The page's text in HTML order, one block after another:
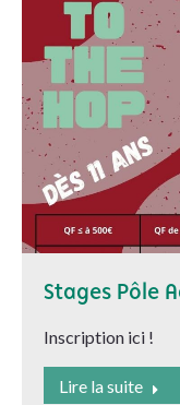
Stages Pôle
Inscription ici !
Lire la suite